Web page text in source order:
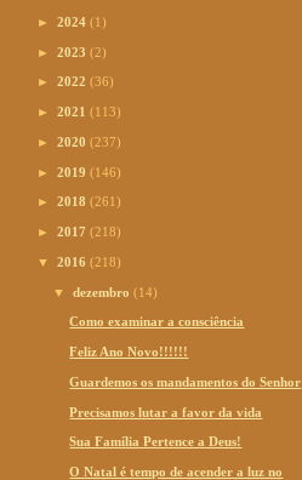
► 2024 (1)
► 2023 (2)
► 2022 (36)
► 2021 (113)
► 2020 (237)
► 2019 (146)
► 2018 (261)
► 2017 (218)
▼ 2016 (218)
▼dezembro(14)
Como examinar a consciência
Feliz Ano Novo!!!!!!
Guardemos os mandamentos do Senhor
Precisamos lutar a favor da vida
Sua Família Pertence a Deus!
O Natal é tempo de acender a luz no